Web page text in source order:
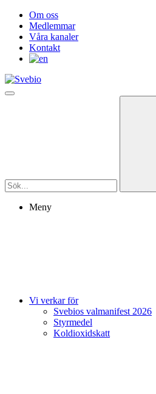
Om oss
Medlemmar
Våra kanaler
Kontakt
Meny
Vi verkar för
Svebios valmanifest 2026
Styrmedel
Koldioxidskatt